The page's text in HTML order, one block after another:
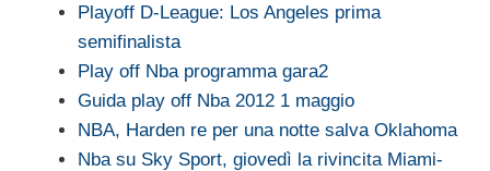
Playoff D-League: Los Angeles prima
semifinalista
Play off Nba programma gara2
Guida play off Nba 2012 1 maggio
NBA, Harden re per una notte salva Oklahoma
Nba su Sky Sport, giovedì la rivincita Miami-